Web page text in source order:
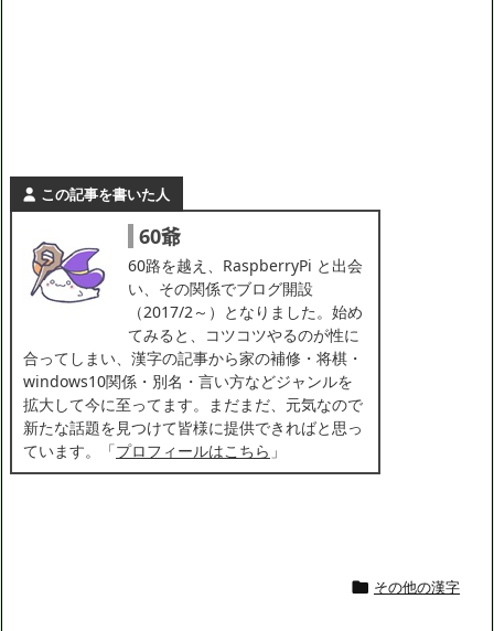
この記事を書いた人
60爺
60路を越え、RaspberryPi と出会
い、その関係でブログ開設
（2017/2～）となりました。始め
てみると、コツコツやるのが性に
合ってしまい、漢字の記事から家の補修・将棋・
windows10関係・別名・言い方などジャンルを
拡大して今に至ってます。まだまだ、元気なので
新たな話題を見つけて皆様に提供できればと思っ
ています。「プロフィールはこちら 」
 その他の漢字